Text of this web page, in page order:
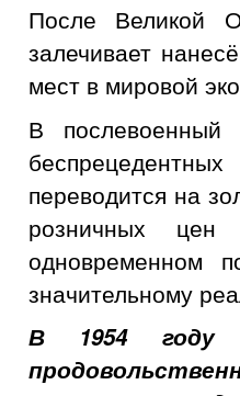
После Великой
залечивает
мест в мировой
В послевоенный
переводится на
розничных цен
одновременном
значительному
В 1954 году